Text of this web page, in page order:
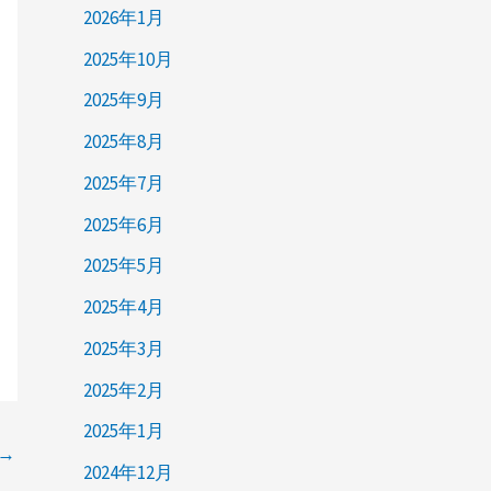
2026年1月
2025年10月
2025年9月
2025年8月
2025年7月
2025年6月
2025年5月
2025年4月
2025年3月
2025年2月
2025年1月
2024年12月